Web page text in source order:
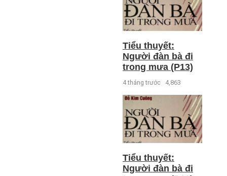
Tiểu thuyết:
Người đàn bà đi
trong mưa (P13)
4 tháng trước 4,863
Tiểu thuyết:
Người đàn bà đi